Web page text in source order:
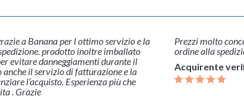
concorrenziali e servizio impeccabile, dall'
e fino alla consegna.
verificato
Tutto
tempi di
Acquirente